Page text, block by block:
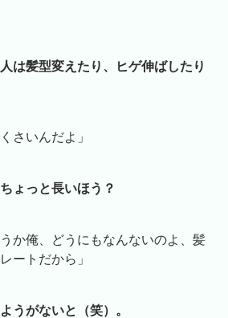
は髪型変えたり、ヒゲ伸ばしたり
さいんだよ」
ょっと長いほう？
か俺、どうにもなんないのよ、髪
ートだから」
うがないと（笑）。